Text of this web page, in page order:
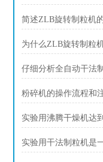
简述ZLB旋转制粒机
为什么ZLB旋转制粒
仔细分析全自动干法
粉碎机的操作流程和
实验用沸腾干燥机达
实验用干法制粒机是